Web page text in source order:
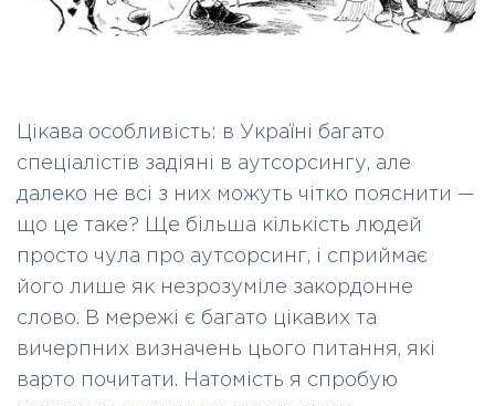
Цікава особливість: в Україні багато
спеціалістів задіяні в аутсорсингу, але
далеко не всі з них можуть чітко пояснити —
що це таке? Ще більша кількість людей
просто чула про аутсорсинг, і сприймає
його лише як незрозуміле закордонне
слово. В мережі є багато цікавих та
вичерпних визначень цього питання, які
варто почитати. Натомість я спробую